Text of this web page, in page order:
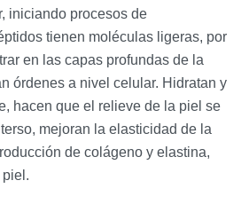
iniciando procesos de
tienen moléculas ligeras, por
en las capas profundas de la
órdenes a nivel celular. Hidratan y
hacen que el relieve de la piel se
mejoran la elasticidad de la
de colágeno y elastina,
piel.